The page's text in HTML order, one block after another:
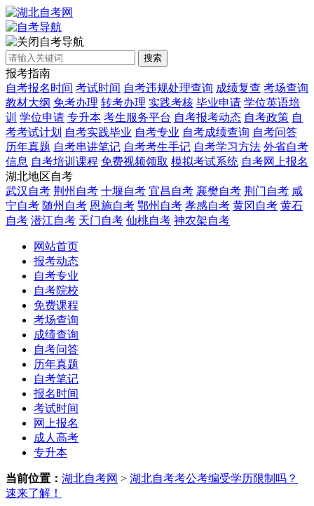
自考导航
搜索
报考指南
自考报名时间 考试时间 自考违规处理查询 成绩复查 考场查询
教材大纲 免考办理 转考办理 实践考核 毕业申请 学位英语培
训 学位申请 专升本 考生服务平台 自考报考动态 自考政策 自
考考试计划 自考实践毕业 自考专业 自考成绩查询 自考问答
历年真题 自考串讲笔记 自考考生手记 自考学习方法 外省自考
信息 自考培训课程 免费视频领取 模拟考试系统 自考网上报名
湖北地区自考
武汉自考 荆州自考 十堰自考 宜昌自考 襄樊自考 荆门自考 咸
宁自考 随州自考 恩施自考 鄂州自考 孝感自考 黄冈自考 黄石
自考 潜江自考 天门自考 仙桃自考 神农架自考
网站首页
报考动态
自考专业
自考院校
免费课程
考场查询
成绩查询
自考问答
历年真题
自考笔记
报名时间
考试时间
网上报名
成人高考
专升本
当前位置： 湖北自考网 > 湖北自考考公考编受学历限制吗？
速来了解！